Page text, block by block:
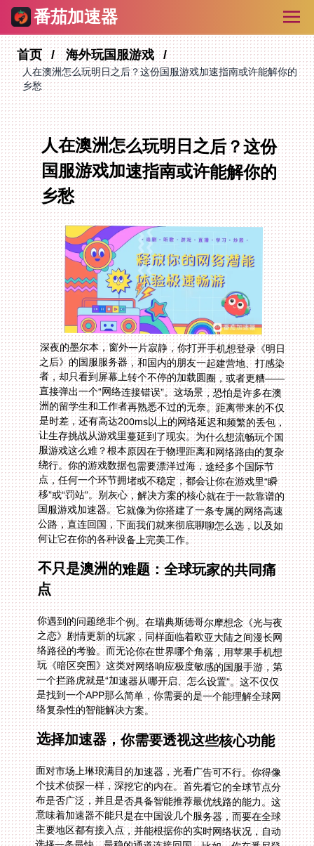
番茄加速器
首页 海外玩国服游戏
人在澳洲怎么玩明日之后？这份国服游戏加速指南或许能解你的
乡愁
人在澳洲怎么玩明日之后？这份
国服游戏加速指南或许能解你的
乡愁
深夜的墨尔本，窗外一片寂静，你打开手机想登录《明日
之后》的国服服务器，和国内的朋友一起建营地、打感染
者，却只看到屏幕上转个不停的加载圆圈，或者更糟——
直接弹出一个“网络连接错误”。这场景，恐怕是许多在澳
洲的留学生和工作者再熟悉不过的无奈。距离带来的不仅
是时差，还有高达200ms以上的网络延迟和频繁的丢包，
让生存挑战从游戏里蔓延到了现实。为什么想流畅玩个国
服游戏这么难？根本原因在于物理距离和网络路由的复杂
绕行。你的游戏数据包需要漂洋过海，途经多个国际节
点，任何一个环节拥堵或不稳定，都会让你在游戏里“瞬
移”或“罚站”。别灰心，解决方案的核心就在于一款靠谱的
国服游戏加速器。它就像为你搭建了一条专属的网络高速
公路，直连回国，下面我们就来彻底聊聊怎么选，以及如
何让它在你的各种设备上完美工作。
不只是澳洲的难题：全球玩家的共同痛
点
你遇到的问题绝非个例。在瑞典斯德哥尔摩想念《光与夜
之恋》剧情更新的玩家，同样面临着欧亚大陆之间漫长网
络路径的考验。而无论你在世界哪个角落，用苹果手机想
玩《暗区突围》这类对网络响应极度敏感的国服手游，第
一个拦路虎就是“加速器从哪开启、怎么设置”。这不仅仅
是找到一个APP那么简单，你需要的是一个能理解全球网
络复杂性的智能解决方案。
选择加速器，你需要透视这些核心功能
面对市场上琳琅满目的加速器，光看广告可不行。你得像
个技术侦探一样，深挖它的内在。首先看它的全球节点分
布是否广泛，并且是否具备智能推荐最优线路的能力。这
意味着加速器不能只是在中国设几个服务器，而要在全球
主要地区都有接入点，并能根据你的实时网络状况，自动
选择一条最快、最稳的通道连接回国。比如，你在悉尼登
录，加速器应能智能分配你连接到香港或上海的低延迟专